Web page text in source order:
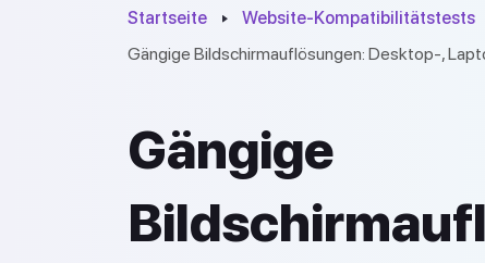
Startseite
Website-Kompatibilitätstests
Gängige Bildschirmauflösungen: Desktop-,
Gängige